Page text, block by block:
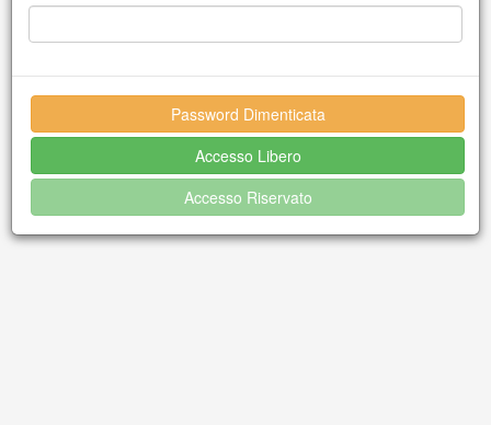
Password Dimenticata
Accesso Libero
Accesso Riservato